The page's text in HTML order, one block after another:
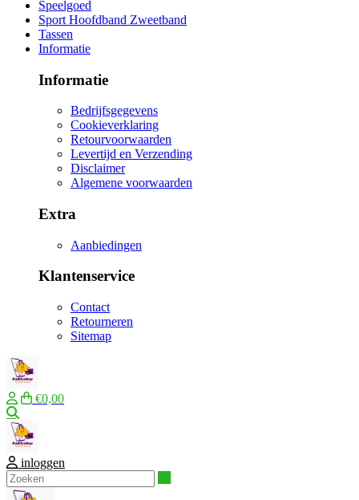
Speelgoed
Sport Hoofdband Zweetband
Tassen
Informatie
Informatie
Bedrijfsgegevens
Cookieverklaring
Retourvoorwaarden
Levertijd en Verzending
Disclaimer
Algemene voorwaarden
Extra
Aanbiedingen
Klantenservice
Contact
Retourneren
Sitemap
€0,00
inloggen